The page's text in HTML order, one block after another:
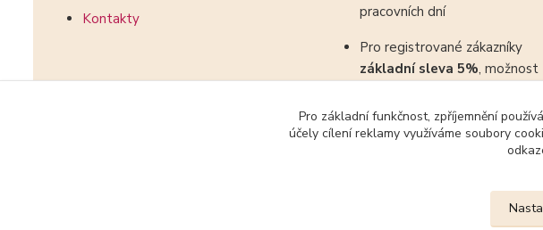
Kontakty
pracovních dní
Pro registrované zákazníky
základní sleva 5%, možnost
Pro základní funkčnost, zpříjemnění
účely cílení reklamy využíváme soubory